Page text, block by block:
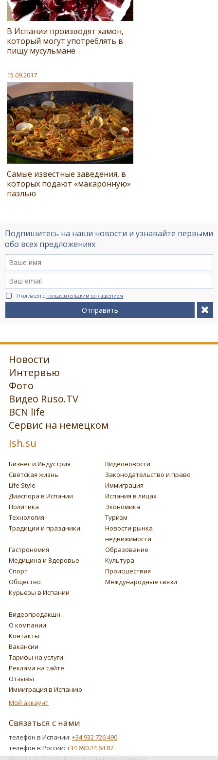
В Испании производят хамон,
который могут употреблять в
пищу мусульмане
15.09.2017
Самые известные заведения, в
которых подают «макаронную»
паэлью
Подпишитесь на наши новости и узнавайте первыми
обо всех предложениях
Я согласен с пользовательским соглашением
Отправить
Новости
Интервью
Фото
Видео Ruso.TV
BCN life
Сервис на немецком
Ish.su
Бизнес и Индустрия
Видеоновости
Светская жизнь
Законодательство и право
Life Style
Иммиграция
Диаспора в Испании
Испания в лицах
Политика
Экономика
Технология
Туризм
Традиции и праздники
Новости рынка
недвижимости
Гастрономия
Образование
Медицина и Здоровье
Культура
Спорт
Происшествия
Общество
Международные связи
Курьезы в Испании
Видеопродакшн
О компании
Контакты
Вакансии
Тарифы на услуги
Реклама на сайте
Отзывы
Иммиграция в Испанию
Мой аккаунт
Связаться с нами
телефон в Испании: +34 932 726 490
телефон в России: +34 690 24 64 87